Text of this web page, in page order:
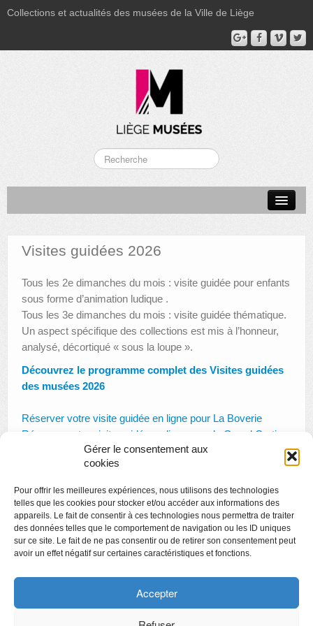
Gérer le consentement aux
cookies
Pour offrir les meilleures expériences, nous utilisons des technologies
telles que les cookies pour stocker et/ou accéder aux informations des
appareils. Le fait de consentir à ces technologies nous permettra de traiter
des données telles que le comportement de navigation ou les ID uniques
sur ce site. Le fait de ne pas consentir ou de retirer son consentement peut
avoir un effet négatif sur certaines caractéristiques et fonctions.
Accepter
Collections et actualités des musées de la Ville de Liège
MUSÉE GRÉTRY
MUSÉE DU LUMINAIRE
FONDS PATRIMONIAUX
AUTRES LIEUX
ANIMATIONS DES MUSÉES
LES APPELS À PROJETS
LE PORTAIL DES COLLECTIONS
Visites guidées 2026
Tous les 2e dimanches du mois : visite guidée pour enfants
sous forme d’animation ludique .
Tous les 3e dimanches du mois : visite guidée thématique.
Un aspect spécifique des collections est mis à l’honneur,
analysé, décortiqué « sous la loupe ».
Découvrez le programme complet des Visites guidées
des musées 2026
Réserver votre visite guidée en ligne pour La Boverie
Réserver votre visite guidée en ligne pour le Grand Curtius
Réserver votre visite guidée en ligne pour le musée Grétry
Copyright
Politique de confidentialité
Chartes des engagements des opérateurs culturels